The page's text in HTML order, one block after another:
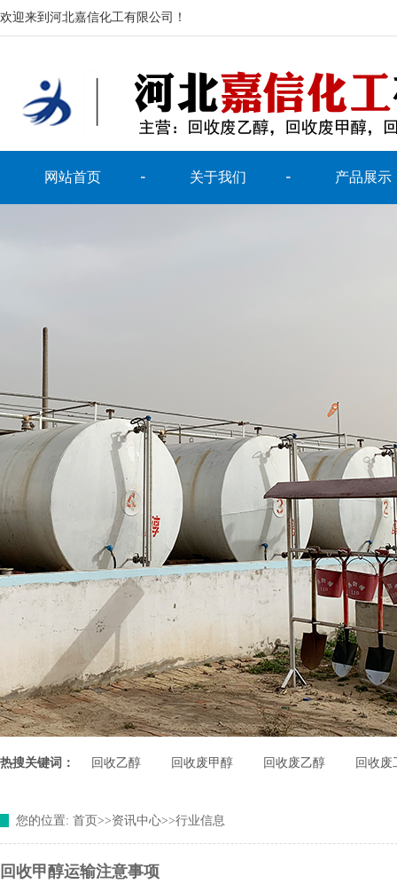
欢迎来到河北嘉信化工有限公司！
网站首页 关于我们 产品展示
热搜关键词： 回收乙醇 回收废甲醇 回收废乙醇 回收废
您的位置: 首页 >>资讯中心>>行业信息
回收甲醇运输注意事项